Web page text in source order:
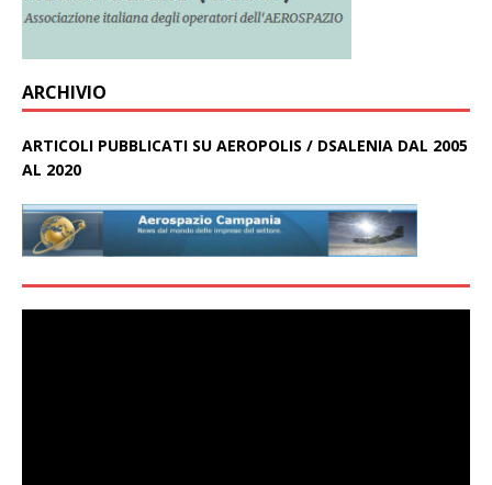
ARCHIVIO
ARTICOLI PUBBLICATI SU AEROPOLIS / DSALENIA DAL 2005
AL 2020